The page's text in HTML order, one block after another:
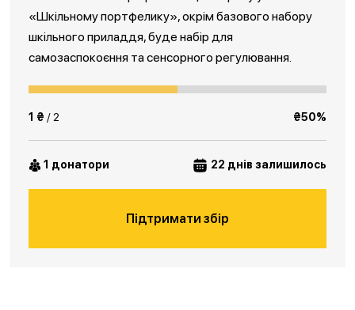
«Шкільному портфелику», окрім базового набору
шкільного приладдя, буде набір для
самозаспокоєння та сенсорного регулювання.
1 ₴ / 2 ₴50%
1 донатори 22 днів залишилось
Підтримати збір